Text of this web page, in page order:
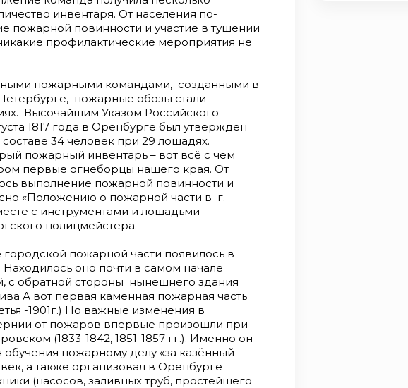
инвентаря. От населения по-
пожарной повинности и участие в тушении
профилактические мероприятия не
пожарными командами, созданными в
пожарные обозы стали
Высочайшим Указом Российского
1817 года в Оренбурге был утверждён
34 человек при 29 лошадях.
пожарный инвентарь – вот всё с чем
первые огнеборцы нашего края. От
выполнение пожарной повинности и
«Положению о пожарной части в г.
с инструментами и лошадьми
полицмейстера.
пожарной части появилось в
оно почти в самом начале
с обратной стороны нынешнего здания
А вот первая каменная пожарная часть
-1901г.) Но важные изменения в
от пожаров впервые произошли при
(1833-1842, 1851-1857 гг.). Именно он
обучения пожарному делу «за казённый
а также организовал в Оренбурге
(насосов, заливных труб, простейшего